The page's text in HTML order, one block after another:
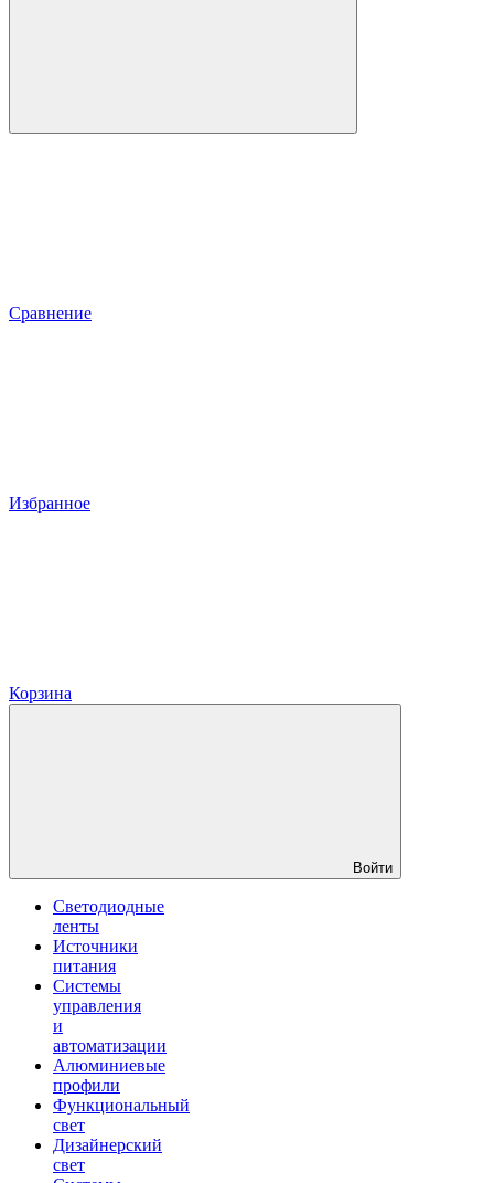
Сравнение
Избранное
Корзина
Войти
Светодиодные
ленты
Источники
питания
Системы
управления
и
автоматизации
Алюминиевые
профили
Функциональный
свет
Дизайнерский
свет